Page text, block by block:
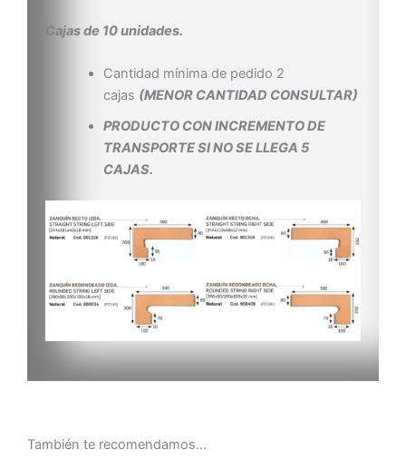
Cajas de 10 unidades.
Cantidad mínima de pedido 2
cajas (MENOR CANTIDAD CONSULTAR)
PRODUCTO CON INCREMENTO DE
TRANSPORTE SI NO SE LLEGA 5
CAJAS.
También te recomendamos…